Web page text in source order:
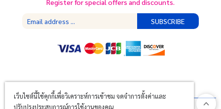
Register for special offers and discounts.
SUBSCRIBE
เว็บไซต์นี้ใช้คุกกี้เพื่อวิเคราะห์การเข้าชม จดจำการตั้งค่าและ
ปรับปรุงประสบการณ์การใช้งานของคุณ